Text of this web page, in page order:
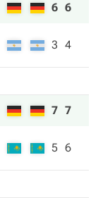
6 6
3 4
7 7
5 6